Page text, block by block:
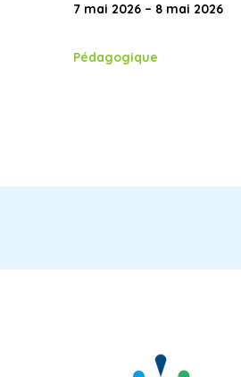
7 mai 2026 – 8 mai 2026
Pédagogique